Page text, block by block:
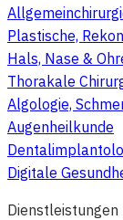
Plastische,
Hals, Nase &
Thorakale
Algologie,
Augenheilkunde
Digitale
Dienstleistungen